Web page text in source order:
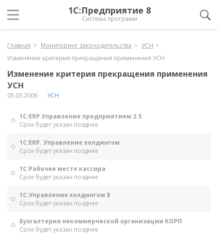
1С:Предприятие 8
Система программ
Главная Мониторинг законодательства
УСН
Изменение критерия прекращения применения УСН
Изменение критерия прекращения применения
УСН
05.03.2006 УСН
1С:ERP Управление предприятием 2.5
Срок будет указан позднее
1С:ERP. Управление холдингом
Срок будет указан позднее
1С:Рабочее место кассира
Срок будет указан позднее
1С:Управление холдингом 8
Срок будет указан позднее
Бухгалтерия некоммерческой организации КОРП
Срок будет указан позднее